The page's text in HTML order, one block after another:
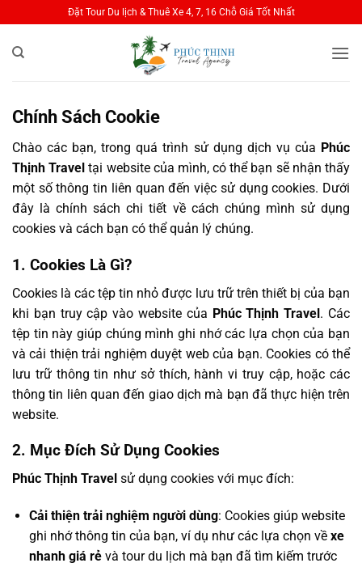
qua
nội
Đặt Tour Du lịch & Thuê Xe 4, 7, 16 Chỗ Giá Tốt Nhất
Chính Sách Cookie
Chào các bạn, trong quá trình sử dụng dịch vụ của Phúc
Thịnh Travel tại website của mình, có thể bạn sẽ nhận thấy
một số thông tin liên quan đến việc sử dụng cookies. Dưới
đây là chính sách chi tiết về cách chúng mình sử dụng
cookies và cách bạn có thể quản lý chúng.
1. Cookies Là Gì?
Cookies là các tệp tin nhỏ được lưu trữ trên thiết bị của bạn
khi bạn truy cập vào website của Phúc Thịnh Travel. Các
tệp tin này giúp chúng mình ghi nhớ các lựa chọn của bạn
và cải thiện trải nghiệm duyệt web của bạn. Cookies có thể
lưu trữ thông tin như sở thích, hành vi truy cập, hoặc các
thông tin liên quan đến giao dịch mà bạn đã thực hiện trên
website.
2. Mục Đích Sử Dụng Cookies
Phúc Thịnh Travel sử dụng cookies với mục đích:
Cải thiện trải nghiệm người dùng: Cookies giúp website
ghi nhớ thông tin của bạn, ví dụ như các lựa chọn về xe
nhanh giá rẻvà tour du lịch mà bạn đã tìm kiếm trước